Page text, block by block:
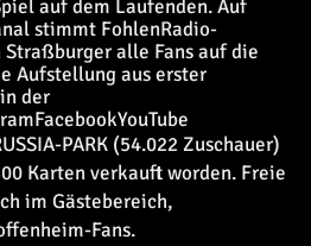
auf dem Laufenden. Auf
stimmt FohlenRadio-
alle Fans auf die
Aufstellung aus erster
der
FacebookYouTube
PARK (54.022 Zuschauer)
Karten verkauft worden. Freie
im Gästebereich,
Fans.